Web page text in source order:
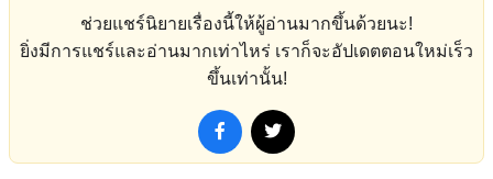
ช่วยแชร์นิยายเรื่องนี้ให้ผู้อ่านมากขึ้นด้วยนะ!
ยิ่งมีการแชร์และอ่านมากเท่าไหร่ เราก็จะอัปเดตตอนใหม่เร็ว
ขึ้นเท่านั้น!